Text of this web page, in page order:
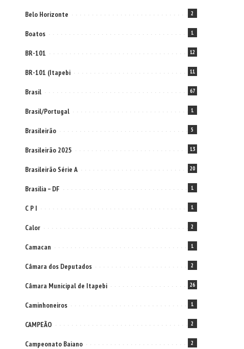
Belo Horizonte 2
Boatos 1
BR-101 12
BR-101 (Itapebi 11
Brasil 67
Brasil/Portugal 1
Brasileirão 5
Brasileirão 2025 13
Brasileirão Série A 20
Brasilia – DF 1
C P I 1
Calor 2
Camacan 1
Câmara dos Deputados 2
Câmara Municipal de Itapebi 26
Caminhoneiros 1
CAMPEÃO 2
Campeonato Baiano 2